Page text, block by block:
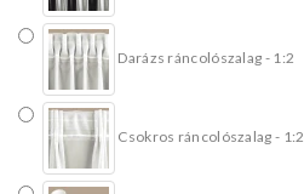
Darázs ráncolószalag - 1:2
Csokros ráncolószalag - 1:2